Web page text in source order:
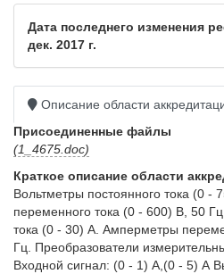
Дата последнего изменения
дек. 2017 г.
Описание области
Присоединенные файлы
(1_4675.doc)
Краткое описание области
Вольтметры постоянного тока (0 -
переменного тока (0 - 600) В, 50
тока (0 - 30) А. Амперметры
Гц. Преобразователи
Входной сигнал: (0 - 1) А,(0 - 5) А